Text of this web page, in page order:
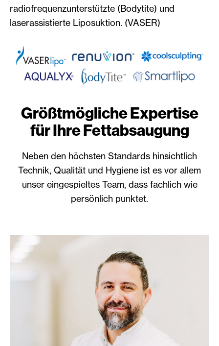
radiofrequenzunterstützte (Bodytite) und
laserassistierte Liposuktion. (VASER)
Größtmögliche Expertise
für Ihre Fettabsaugung
Neben den höchsten Standards hinsichtlich
Technik, Qualität und Hygiene ist es vor allem
unser eingespieltes Team, dass fachlich wie
persönlich punktet.